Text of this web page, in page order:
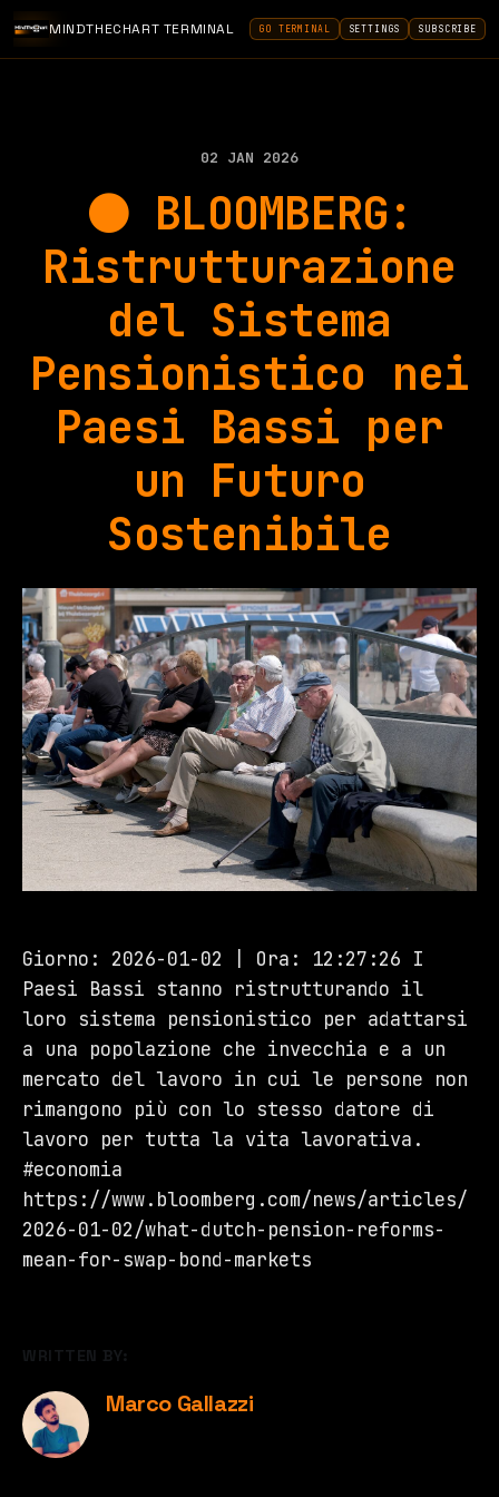
MINDTHECHART TERMINAL GO TERMINAL SETTINGS SUBSCRIBE
02 JAN 2026
⚫️ BLOOMBERG:
Ristrutturazione
del Sistema
Pensionistico nei
Paesi Bassi per
un Futuro
Sostenibile
Giorno: 2026-01-02 | Ora: 12:27:26 I
Paesi Bassi stanno ristrutturando il
loro sistema pensionistico per adattarsi
a una popolazione che invecchia e a un
mercato del lavoro in cui le persone non
rimangono più con lo stesso datore di
lavoro per tutta la vita lavorativa.
#economia
https://www.bloomberg.com/news/articles/
2026-01-02/what-dutch-pension-reforms-
mean-for-swap-bond-markets
WRITTEN BY:
Marco Gallazzi